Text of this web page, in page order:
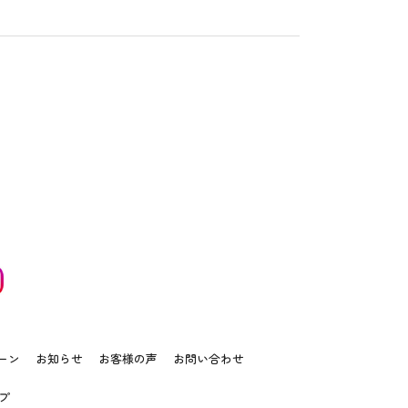
ン お知らせ お客様の声 お問い合わせ